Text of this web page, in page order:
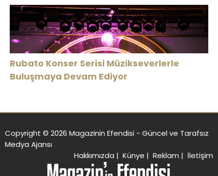
Rubato Konser Serisi Müzikseverlerle
Buluşmaya Devam Ediyor
Copyright © 2026 Magazinin Efendisi - Güncel ve Tarafsız
Medya Ajansı
Hakkımızda | Künye | Reklam | İletişim